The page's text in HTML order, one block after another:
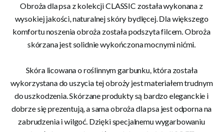
Obroża dla psa z kolekcji CLASSIC została wykonana z
wysokiej jakości, naturalnej skóry bydlęcej. Dla większego
komfortu noszenia obroża została podszyta filcem. Obroża
skórzana jest solidnie wykończona mocnymi nićmi.
Skóra licowana o roślinnym garbunku, która została
wykorzystana do uszycia tej obroży jest materiałem trudnym
do uszkodzenia. Skórzane produkty są bardzo eleganckie i
dobrze się prezentują, a sama obroża dla psa jest odporna na
zabrudzenia i wilgoć. Dzięki specjalnemu wygarbowaniu